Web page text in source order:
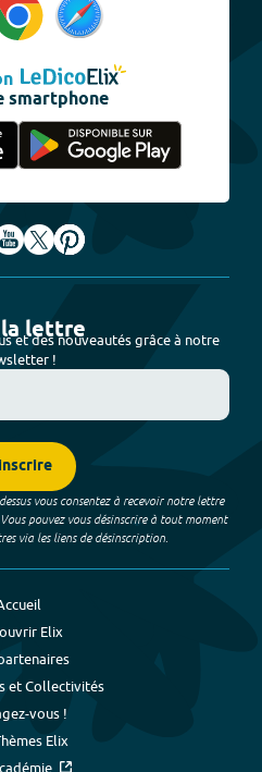
smartphone
lettre
et des nouveautés grâce à notre
!
vous consentez à recevoir notre lettre
pouvez vous désinscrire à tout moment
via les liens de désinscription.
Elix
et Collectivités
vous !
Elix